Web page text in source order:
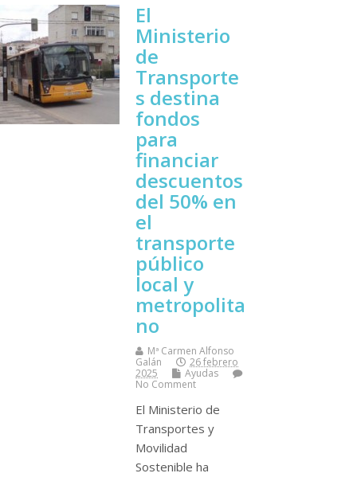
El
Ministerio
de
Transporte
s destina
fondos
para
financiar
descuentos
del 50% en
el
transporte
público
local y
metropolita
no
Mª Carmen Alfonso
Galán
26 febrero
2025
Ayudas
No Comment
El Ministerio de
Transportes y
Movilidad
Sostenible ha